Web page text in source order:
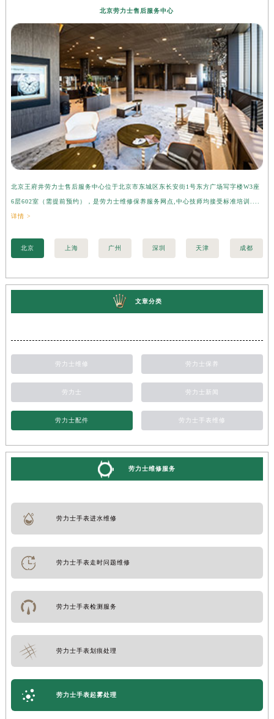
北京劳力士售后服务中心
北京王府井劳力士售后服务中心位于北京市东城区东长安街1号东方广场写字楼W3座
6层602室（需提前预约），是劳力士维修保养服务网点,中心技师均接受标准培训....
详情 >
北京 上海 广州 深圳 天津 成都
文章分类
劳力士维修 劳力士保养
劳力士 劳力士新闻
劳力士配件 劳力士手表维修
劳力士维修服务
劳力士手表进水维修
劳力士手表走时问题维修
劳力士手表检测服务
劳力士手表划痕处理
劳力士手表起雾处理